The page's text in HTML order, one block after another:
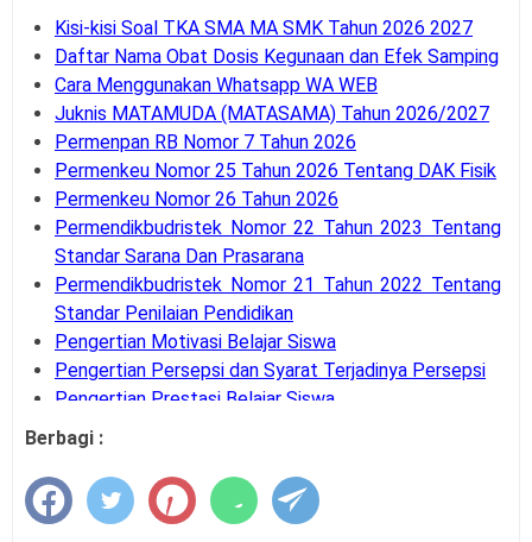
Kisi-kisi Soal TKA SMA MA SMK Tahun 2026 2027
Daftar Nama Obat Dosis Kegunaan dan Efek Samping
Cara Menggunakan Whatsapp WA WEB
Juknis MATAMUDA (MATASAMA) Tahun 2026/2027
Permenpan RB Nomor 7 Tahun 2026
Permenkeu Nomor 25 Tahun 2026 Tentang DAK Fisik
Permenkeu Nomor 26 Tahun 2026
Permendikbudristek Nomor 22 Tahun 2023 Tentang
Standar Sarana Dan Prasarana
Permendikbudristek Nomor 21 Tahun 2022 Tentang
Standar Penilaian Pendidikan
Pengertian Motivasi Belajar Siswa
Pengertian Persepsi dan Syarat Terjadinya Persepsi
Pengertian Prestasi Belajar Siswa
Pengertian dan Teknik Supervisi Akademik
Pengertian dan Komponen Layanan BK
Panduan Cara Aktivasi MFA Pada SSO BKN
Berbagi :